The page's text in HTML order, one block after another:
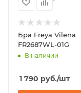
Бра Freya Vilena
FR2687WL-01G
В наличии
1 790 руб./шт